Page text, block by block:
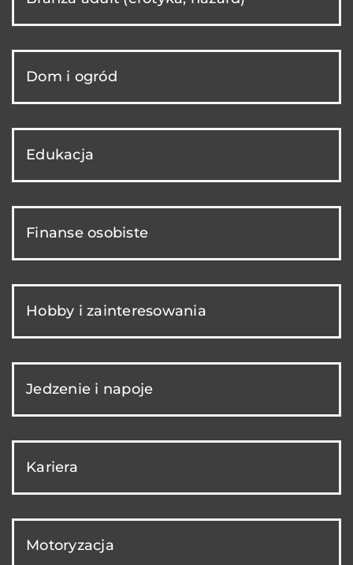
Dom i ogród
Edukacja
Finanse osobiste
Hobby i zainteresowania
Jedzenie i napoje
Kariera
Motoryzacja